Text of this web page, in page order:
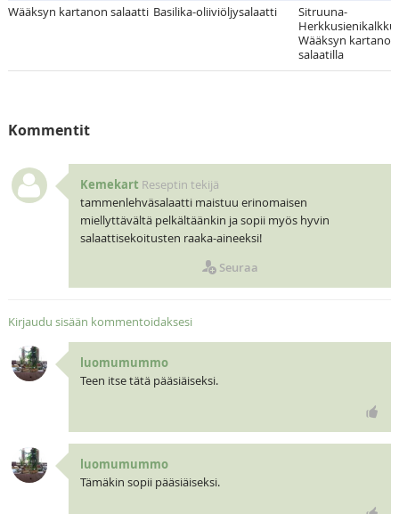
Wääksyn kartanon salaatti Basilika-oliiviöljysalaatti
Sitruuna-
Wääksyn kartanon
salaatilla
Kommentit
Kemekart Reseptin tekijä
tammenlehväsalaatti maistuu erinomaisen
miellyttävältä pelkältäänkin ja sopii myös hyvin
salaattisekoitusten raaka-aineeksi!
Seuraa
Kirjaudu sisään kommentoidaksesi
luomumummo
Teen itse tätä pääsiäiseksi.
luomumummo
Tämäkin sopii pääsiäiseksi.